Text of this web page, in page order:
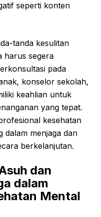
seperti konten
tanda kesulitan
harus segera
pada
konselor sekolah,
keahlian untuk
yang tepat.
kesehatan
dalam menjaga dan
berkelanjutan.
dan
dalam
Mental